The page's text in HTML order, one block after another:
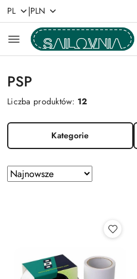
Przejdź do treści głównej
Przejdź do wyszukiwarki
Przejdź do moje konto
Przejdź do menu
Przejdź do stopki
PL |PLN
PSP
Liczba produktów: 12
Kategorie
Zastosowano
sortowanie:
Sortuj
według